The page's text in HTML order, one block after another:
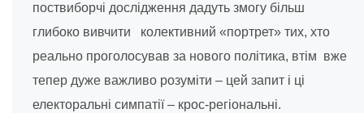
поствиборчі дослідження дадуть змогу більш
глибоко вивчити колективний «портрет» тих, хто
реально проголосував за нового політика, втім вже
тепер дуже важливо розуміти – цей запит і ці
електоральні симпатії – крос-регіональні.